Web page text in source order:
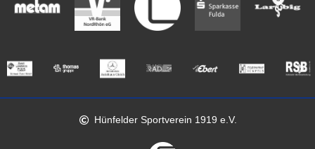
Hünfelder Sportverein 1919 e.V.